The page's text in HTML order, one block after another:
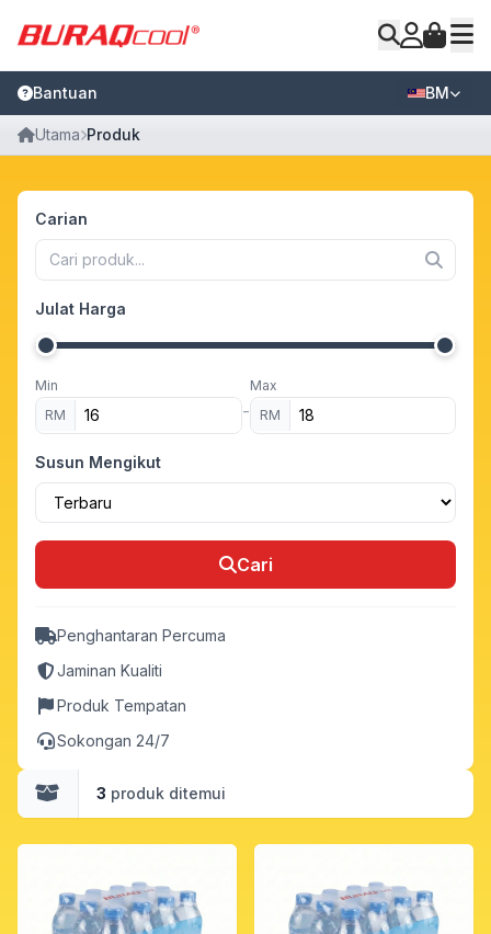
Bantuan BM
Utama Produk
Carian
Julat Harga
Min
RM
-
Max
RM
Susun Mengikut
Cari
Penghantaran Percuma
Jaminan Kualiti
Produk Tempatan
Sokongan 24/7
3 produk ditemui